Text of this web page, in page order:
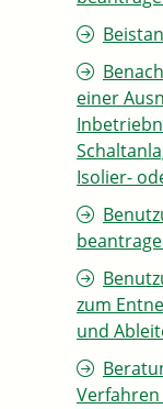
einer
Isolier-
zum
und